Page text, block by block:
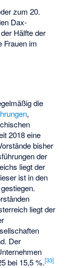
zum 20.
Dax-
Hälfte der
Frauen im
die
,
2018 eine
bisher
der
liegt der
ist in den
liegt der
Der
bei 15,5 %.[33]